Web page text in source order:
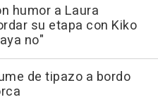
humor a Laura
su etapa con Kiko
no"
de tipazo a bordo